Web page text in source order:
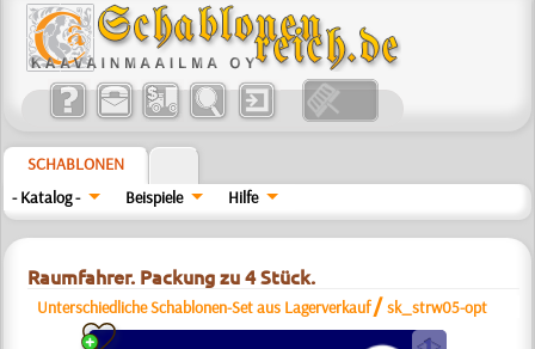
SCHABLONEN
- Katalog -
Beispiele Hilfe
Raumfahrer. Packung zu 4 Stück.
Unterschiedliche Schablonen-Set aus Lagerverkauf /sk_strw05-opt